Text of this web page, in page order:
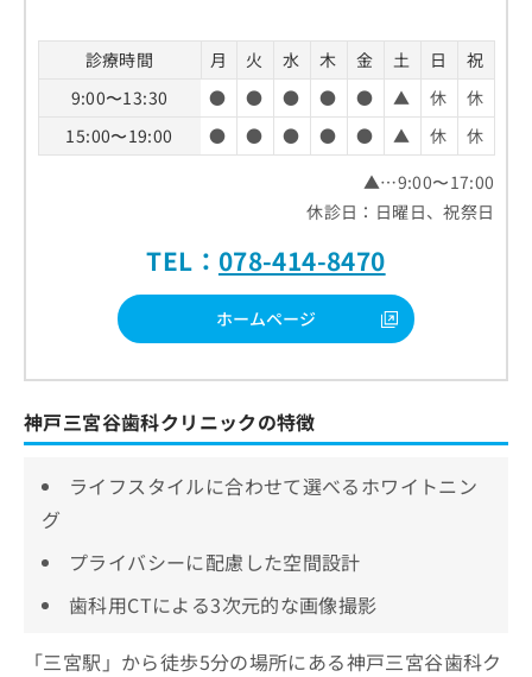
診療時間 月 火 水 木 金 土 日
祝
9:00〜13:30
● ● ● ● ● ▲ 休
休
15:00〜19:00
● ● ● ● ● ▲ 休
休
▲…9:00〜17:00
休診日：日曜日、祝祭日
TEL： 078-414-8470
ホームページ
神戸三宮谷歯科クリニックの特徴
ライフスタイルに合わせて選べるホワイトニン
グ
プライバシーに配慮した空間設計
歯科用CTによる3次元的な画像撮影
「三宮駅」から徒歩5分の場所にある神戸三宮谷歯科ク